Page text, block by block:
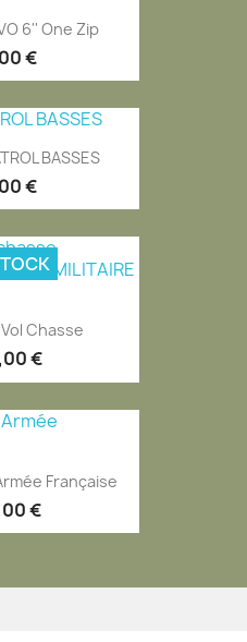
6'' One Zip
€
BASSES
€
Chasse
€
Française
€